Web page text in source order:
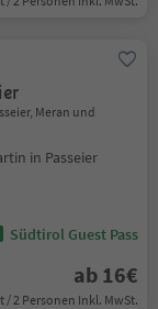
Meran und
in Passeier
Südtirol Guest Pass
ab 16€
/ 2 Personen Inkl. MwSt.